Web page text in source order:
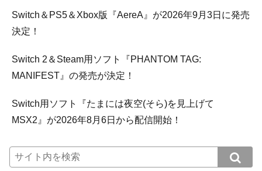
Switch＆PS5＆Xbox版『AereA』が2026年9月3日に発売
決定！
Switch 2＆Steam用ソフト『PHANTOM TAG:
MANIFEST』の発売が決定！
Switch用ソフト『たまには夜空(そら)を見上げて
MSX2』が2026年8月6日から配信開始！